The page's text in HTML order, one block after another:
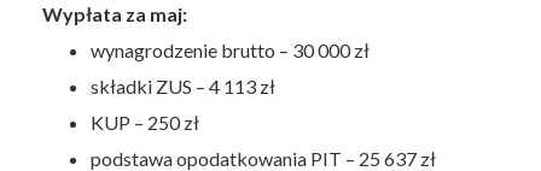
Wypłata za maj:
wynagrodzenie brutto – 30 000 zł
składki ZUS – 4 113 zł
KUP – 250 zł
podstawa opodatkowania PIT – 25 637 zł